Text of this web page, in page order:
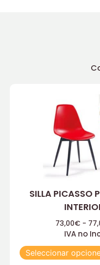
SILLA PICASSO
73,00€ -
IVA no
Seleccionar